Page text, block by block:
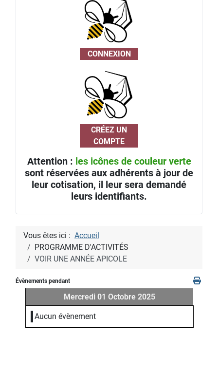
CONNEXION
CRÉEZ UN
COMPTE
Attention : les icônes de couleur verte
sont réservées aux adhérents à jour de
leur cotisation, il leur sera demandé
leurs identifiants.
Vous êtes ici : Accueil
PROGRAMME D'ACTIVITÉS
VOIR UNE ANNÉE APICOLE
Évènements pendant
Mercredi 01 Octobre 2025
Aucun évènement